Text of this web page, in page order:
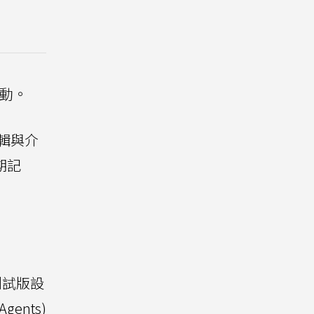
。
與介
記
版設